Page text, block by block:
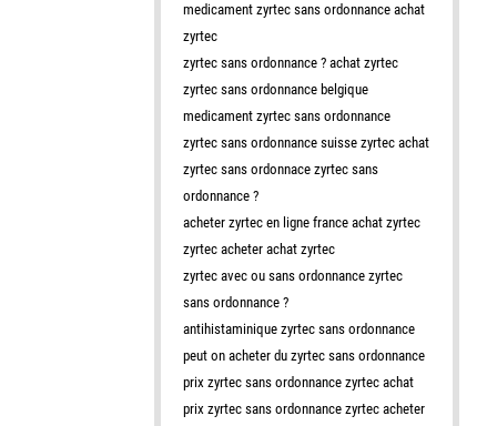
medicament zyrtec sans ordonnance achat
zyrtec
zyrtec sans ordonnance ? achat zyrtec
zyrtec sans ordonnance belgique
medicament zyrtec sans ordonnance
zyrtec sans ordonnance suisse zyrtec achat
zyrtec sans ordonnace zyrtec sans
ordonnance ?
acheter zyrtec en ligne france achat zyrtec
zyrtec acheter achat zyrtec
zyrtec avec ou sans ordonnance zyrtec
sans ordonnance ?
antihistaminique zyrtec sans ordonnance
peut on acheter du zyrtec sans ordonnance
prix zyrtec sans ordonnance zyrtec achat
prix zyrtec sans ordonnance zyrtec acheter